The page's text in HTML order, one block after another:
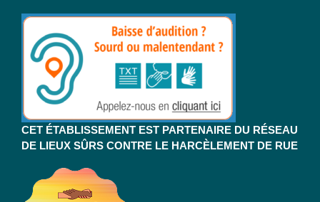
CET ÉTABLISSEMENT EST PARTENAIRE DU RÉSEAU
DE LIEUX SÛRS CONTRE LE HARCÈLEMENT DE RUE